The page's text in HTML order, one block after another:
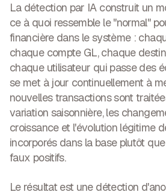
La détection par IA construit un
ce à quoi ressemble le "normal"
financière dans le système :
chaque compte GL, chaque
chaque utilisateur qui passe des
se met à jour continuellement à
nouvelles transactions sont
variation saisonnière, les
croissance et l'évolution légitime
incorporés dans la base plutôt
faux positifs.
Le résultat est une détection